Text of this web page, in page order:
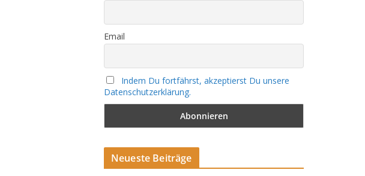
Email
Indem Du fortfährst, akzeptierst Du unsere
Datenschutzerklärung.
Neueste Beiträge